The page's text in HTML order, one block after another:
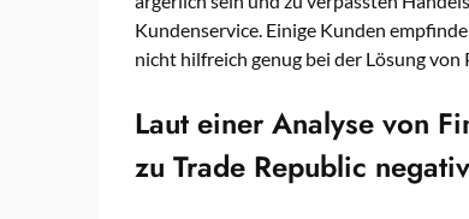
Kundenservice. Einige Kunden
nicht hilfreich genug bei der Lösung
Laut einer Analyse von
zu Trade Republic